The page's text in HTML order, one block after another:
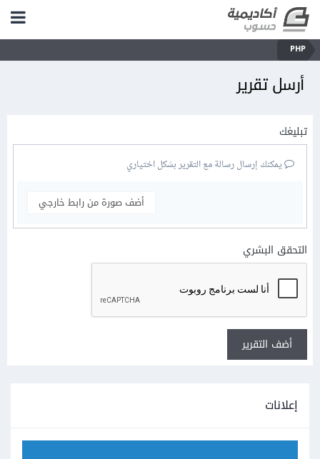
PHP
أرسل تقرير
تبليغك
يمكنك إرسال رسالة مع التقرير بشكل اختياري
أضف صورة من رابط خارجي
التحقق البشري
أضف التقرير
إعلانات